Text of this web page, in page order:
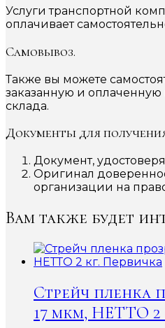
Услуги транспортной
оплачивает
Самовывоз.
Также вы можете
заказанную и
склада.
Документы для
Документ,
Оригинал
организации на
Вам также будет
Стрейч пленка
17 мкм, НЕТТО 2